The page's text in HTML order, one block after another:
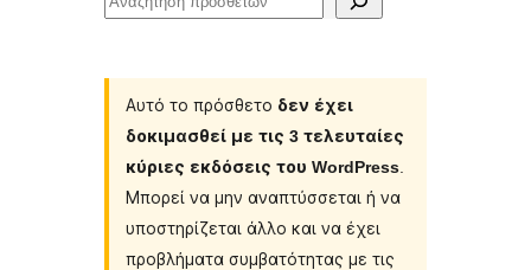
Αυτό το πρόσθετο δεν έχει
δοκιμασθεί με τις 3 τελευταίες
κύριες εκδόσεις του WordPress
Μπορεί να μην αναπτύσσεται ή να
υποστηρίζεται άλλο και να έχει
προβλήματα συμβατότητας με τις